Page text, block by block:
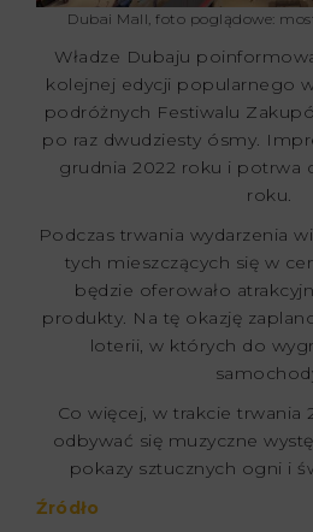
Dubai Mall, foto poglądowe:
Władze Dubaju
kolejnej edycji popularnego
podróżnych Festiwalu
po raz dwudziesty ósmy.
grudnia 2022 roku i potrwa
roku.
Podczas trwania wydarzenia
tych mieszczących się w
będzie oferowało
produkty. Na tę okazję
loterii, w których do
Co więcej, w trakcie trwania
odbywać się muzyczne
pokazy sztucznych ogni i
Źródło